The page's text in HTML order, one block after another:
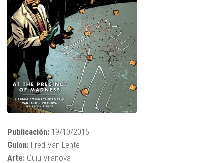
Publicación: 19/10/2016
Guion: Fred Van Lente
Arte: Guiu Vilanova